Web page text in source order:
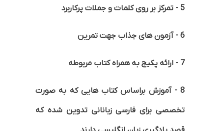
5 - تمرکز بر روی کلمات و جملات پرکاربرد
6 - آزمون های جذاب جهت تمرین
7 - ارائه پکیج به همراه کتاب مربوطه
8 - آموزش براساس کتاب هایی که به صورت
تخصصی برای فارسی زبانانی تدوین شده که